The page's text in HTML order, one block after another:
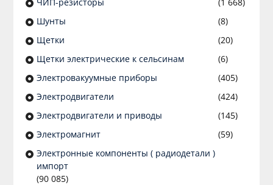
Шунты
(8)
Щетки
(20)
Щетки электрические к сельсинам
(6)
Электровакуумные приборы
(405)
Электродвигатели
(424)
Электродвигатели и приводы
(145)
Электромагнит
(59)
Электронные компоненты ( радиодетали )
импорт
(90 085)